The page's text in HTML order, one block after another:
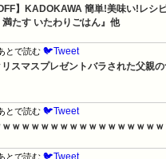
】KADOKAWA 簡単!美味い!レシ
たす いたわりごはん』他
とで読む 🐦Tweet
リスマスプレゼントバラされた父親
とで読む 🐦Tweet
ｗｗｗｗｗｗｗｗｗｗｗｗｗｗｗｗ
とで読む 🐦Tweet